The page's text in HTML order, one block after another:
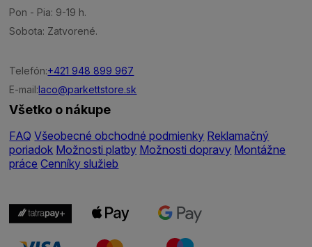
Pon - Pia: 9-19 h.
Sobota: Zatvorené.
Telefón:+421 948 899 967
E-mail:laco@parkettstore.sk
Všetko o nákupe
FAQ Všeobecné obchodné podmienky Reklamačný
poriadok Možnosti platby Možnosti dopravy Montážne
práce Cenníky služieb